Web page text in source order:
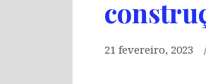
21 fevereiro, 2023